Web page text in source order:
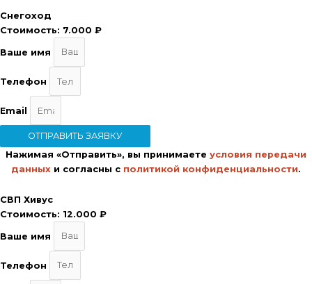
Снегоход
Стоимость: 7.000 ₽
Ваше имя
Телефон
Email
ОТПРАВИТЬ ЗАЯВКУ
Нажимая «Отправить», вы принимаете условия передачи
данных и согласны с политикой конфиденциальности.
СВП Хивус
Стоимость: 12.000 ₽
Ваше имя
Телефон